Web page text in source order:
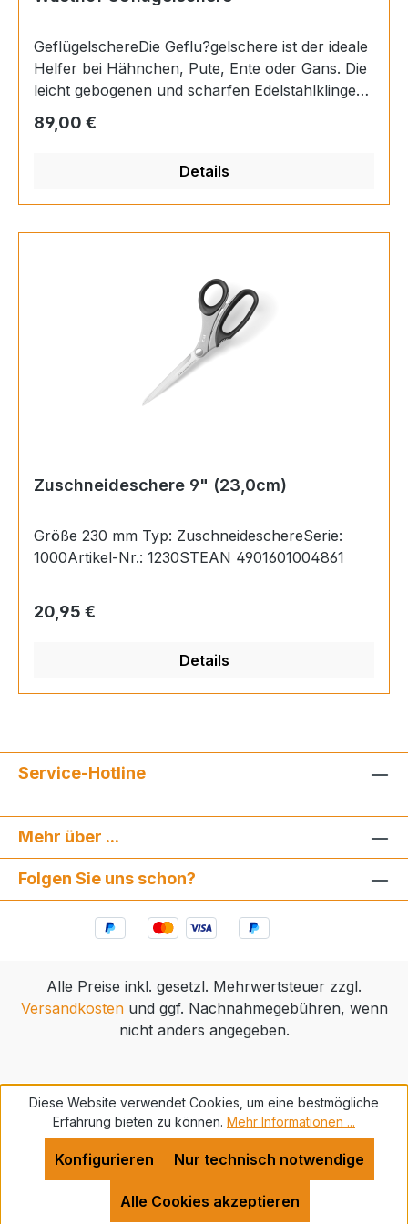
GeflügelschereDie Geflu?gelschere ist der ideale
Helfer bei Hähnchen, Pute, Ente oder Gans. Die
leicht gebogenen und scharfen Edelstahlklingen
Zerlegen von Geflu?gel. Auch mit du?nnen
fertig. Eine innenliegende Feder zwischen den
Regulärer Preis:
89,00 €
Details
Zuschneideschere 9" (23,0cm)
Größe 230 mm Typ: ZuschneideschereSerie:
1000Artikel-Nr.: 1230STEAN 4901601004861
Regulärer Preis:
20,95 €
Details
Service-Hotline
Mehr über ...
Folgen Sie uns schon?
Alle Preise inkl. gesetzl. Mehrwertsteuer zzgl.
Versandkostenund ggf. Nachnahmegebühren, wenn
nicht anders angegeben.
Diese Website verwendet Cookies, um eine bestmögliche
Erfahrung bieten zu können. Mehr Informationen ...
Nur technisch notwendige
Konfigurieren
Alle Cookies akzeptieren